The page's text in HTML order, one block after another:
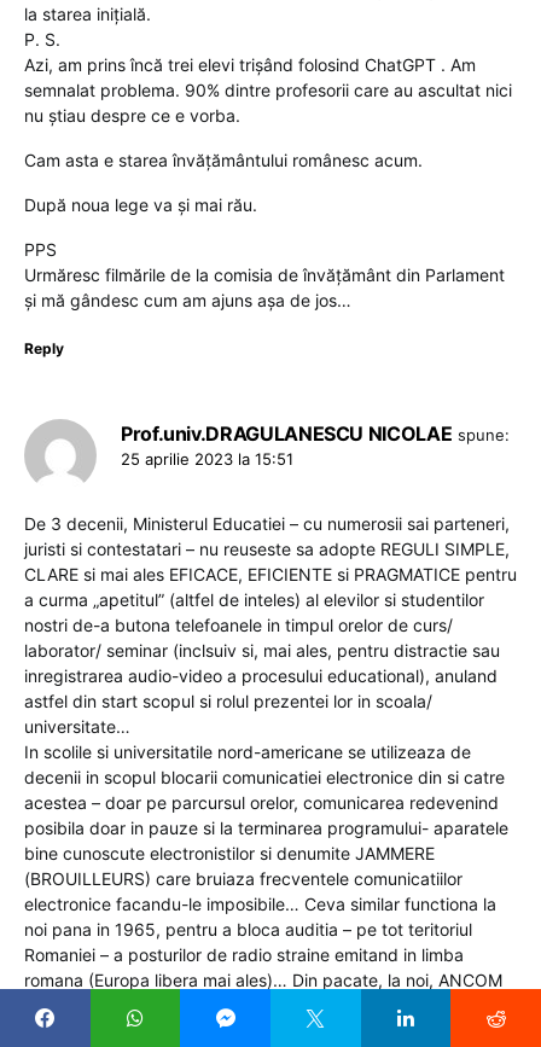
la starea inițială.
P. S.
Azi, am prins încă trei elevi trișând folosind ChatGPT . Am
semnalat problema. 90% dintre profesorii care au ascultat nici
nu știau despre ce e vorba.
Cam asta e starea învățământului românesc acum.
După noua lege va și mai rău.
PPS
Urmăresc filmările de la comisia de învățământ din Parlament
și mă gândesc cum am ajuns așa de jos…
Reply
Prof.univ.DRAGULANESCU NICOLAE spune:
25 aprilie 2023 la 15:51
De 3 decenii, Ministerul Educatiei – cu numerosii sai parteneri,
juristi si contestatari – nu reuseste sa adopte REGULI SIMPLE,
CLARE si mai ales EFICACE, EFICIENTE si PRAGMATICE pentru
a curma „apetitul” (altfel de inteles) al elevilor si studentilor
nostri de-a butona telefoanele in timpul orelor de curs/
laborator/ seminar (inclsuiv si, mai ales, pentru distractie sau
inregistrarea audio-video a procesului educational), anuland
astfel din start scopul si rolul prezentei lor in scoala/
universitate…
In scolile si universitatile nord-americane se utilizeaza de
decenii in scopul blocarii comunicatiei electronice din si catre
acestea – doar pe parcursul orelor, comunicarea redevenind
posibila doar in pauze si la terminarea programului- aparatele
bine cunoscute electronistilor si denumite JAMMERE
(BROUILLEURS) care bruiaza frecventele comunicatiilor
electronice facandu-le imposibile… Ceva similar functiona la
noi pana in 1965, pentru a bloca auditia – pe tot teritoriul
Romaniei – a posturilor de radio straine emitand in limba
romana (Europa libera mai ales)… Din pacate, la noi, ANCOM
se opune oficial interzicand aceste aparate (pe baza unei
vechi directive europene care prevede si numeroase exceptii)